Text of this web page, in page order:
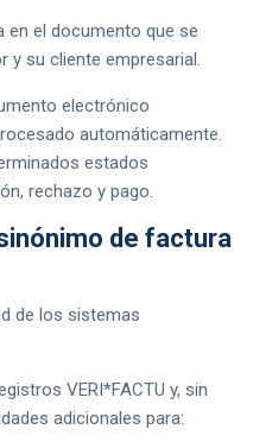
en el documento que se
y su cliente empresarial.
electrónico
automáticamente.
estados
rechazo y pago.
de factura
de los sistemas
VERI*FACTU y, sin
adicionales para: